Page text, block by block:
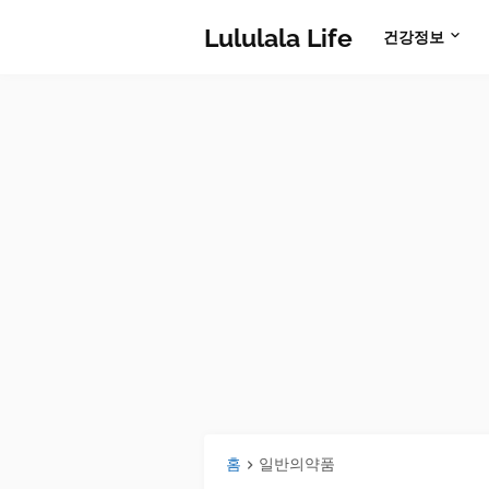
Lululala Life 건강정보
홈 일반의약품